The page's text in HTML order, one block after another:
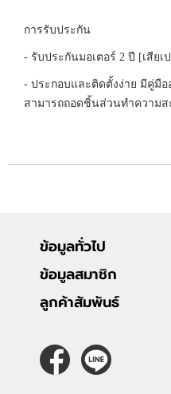
การรับประกัน
- รับประกันมอเตอร์ 2 ปี [เสียเ
- ประกอบและติดตั้งง่าย มีคู่มื
สามารถถอดชิ้นส่วนทำความส
ข้อมูลทั่วไป
ข้อมูลสมาชิก
ลูกค้าสัมพันธ์